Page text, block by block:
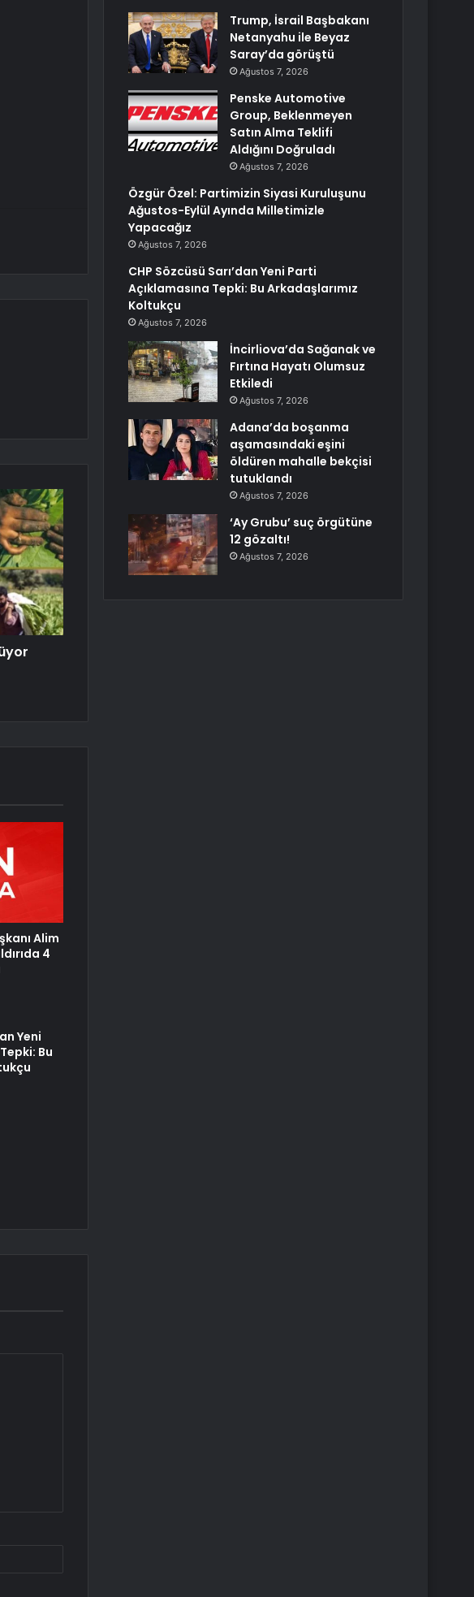
Alim
4
Yeni
Bu
Trump, İsrail Başbakanı
Netanyahu ile Beyaz
Saray’da görüştü
Ağustos 7, 2026
Penske Automotive
Group, Beklenmeyen
Satın Alma Teklifi
Aldığını Doğruladı
Ağustos 7, 2026
Özgür Özel: Partimizin Siyasi Kuruluşunu
Ağustos-Eylül Ayında Milletimizle
Yapacağız
Ağustos 7, 2026
CHP Sözcüsü Sarı’dan Yeni Parti
Açıklamasına Tepki: Bu Arkadaşlarımız
Koltukçu
Ağustos 7, 2026
İncirliova’da Sağanak ve
Fırtına Hayatı Olumsuz
Etkiledi
Ağustos 7, 2026
Adana’da boşanma
aşamasındaki eşini
öldüren mahalle bekçisi
tutuklandı
Ağustos 7, 2026
‘Ay Grubu’ suç örgütüne
12 gözaltı!
Ağustos 7, 2026